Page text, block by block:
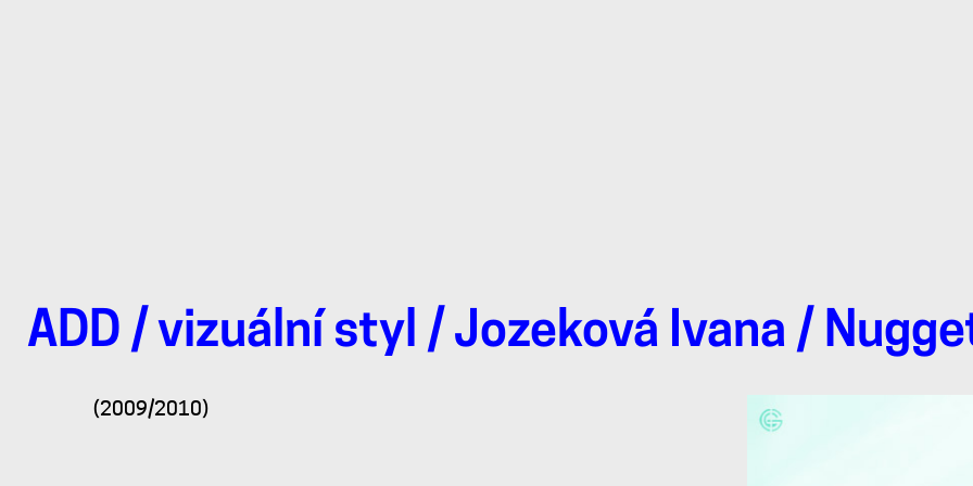
ADD / vizuální styl / Jozeková Ivana /
Nugget
(2009/2010)